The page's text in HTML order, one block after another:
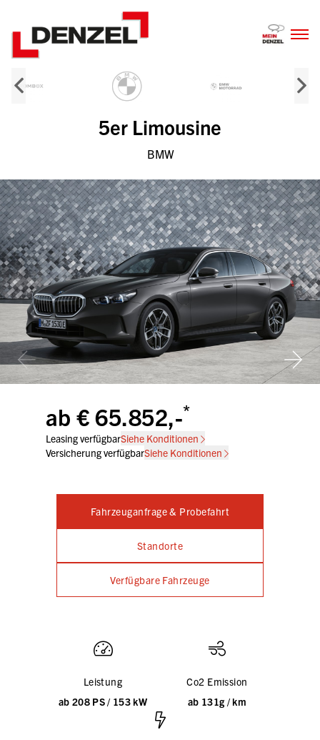
Inhalt
5er Limousine
BMW
ab € 65.852,-*
Leasing verfügbarSiehe Konditionen
Versicherung verfügbarSiehe Konditionen
Leistung
ab 208 PS / 153 kW
Co2 Emission
ab 131g / km
Fahrzeuganfrage & Probefahrt
Standorte
Verfügbare Fahrzeuge